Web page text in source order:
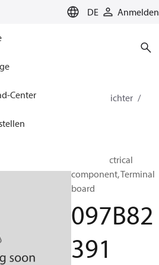
DE Anmelden
Center
für Wärmetechnik
Verdichter
BOCK, Electrical
component, Terminal
board
097B82
391